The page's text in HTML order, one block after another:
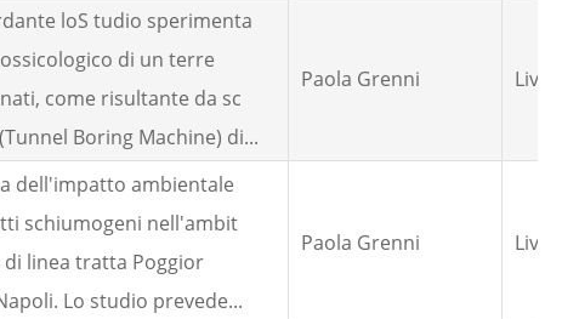
loS tudio sperimenta
di un terre
come risultante da sc
Boring Machine) di...
Paola Grenni Livia
dell'impatto ambientale
schiumogeni nell'ambit
di linea tratta Poggior
Lo studio prevede...
Paola Grenni Livia